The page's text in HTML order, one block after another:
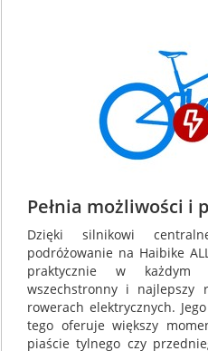
Pełnia możliwości i
Dzięki silnikowi
podróżowanie na Haibike
praktycznie w każdym
wszechstronny i najlepszy
rowerach elektrycznych.
tego oferuje większy
piaście tylnego czy